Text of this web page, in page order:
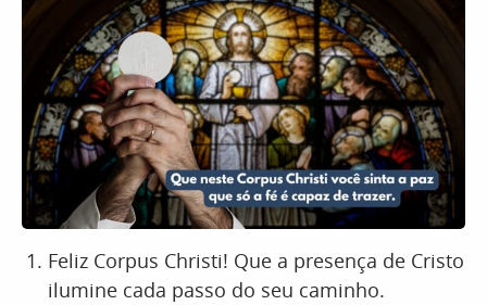
Feliz Corpus Christi! Que a presença de Cristo
ilumine cada passo do seu caminho.